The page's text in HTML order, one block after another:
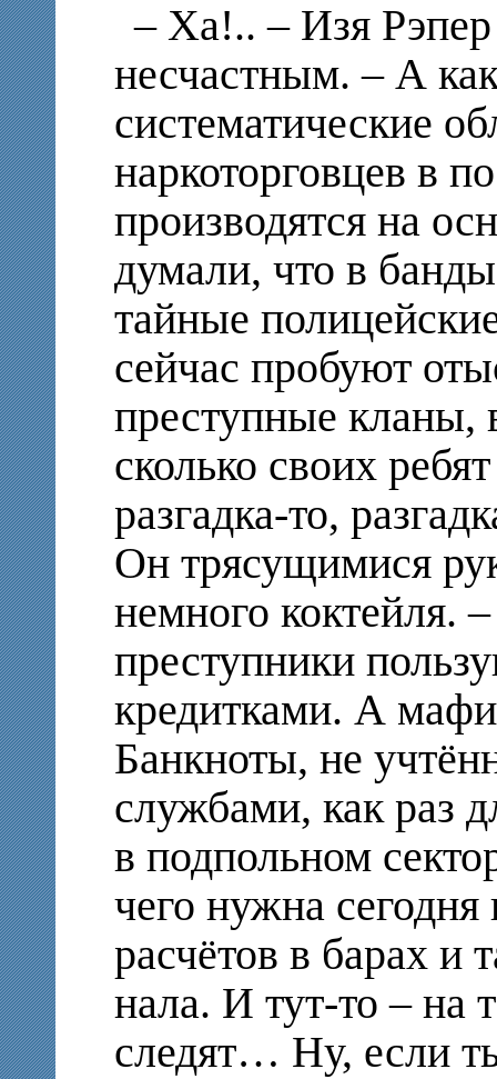
– Ха!.. – Изя Рэпер
несчастным. – А
систематические
наркоторговцев в
производятся на
думали, что в
тайные
сейчас пробуют
преступные кланы,
сколько своих
разгадка-то,
Он трясущимися
немного
преступники
кредитками. А
Банкноты, не
службами, как раз
в подпольном
чего нужна
расчётов в барах и
нала. И тут-то – на
следят… Ну, если